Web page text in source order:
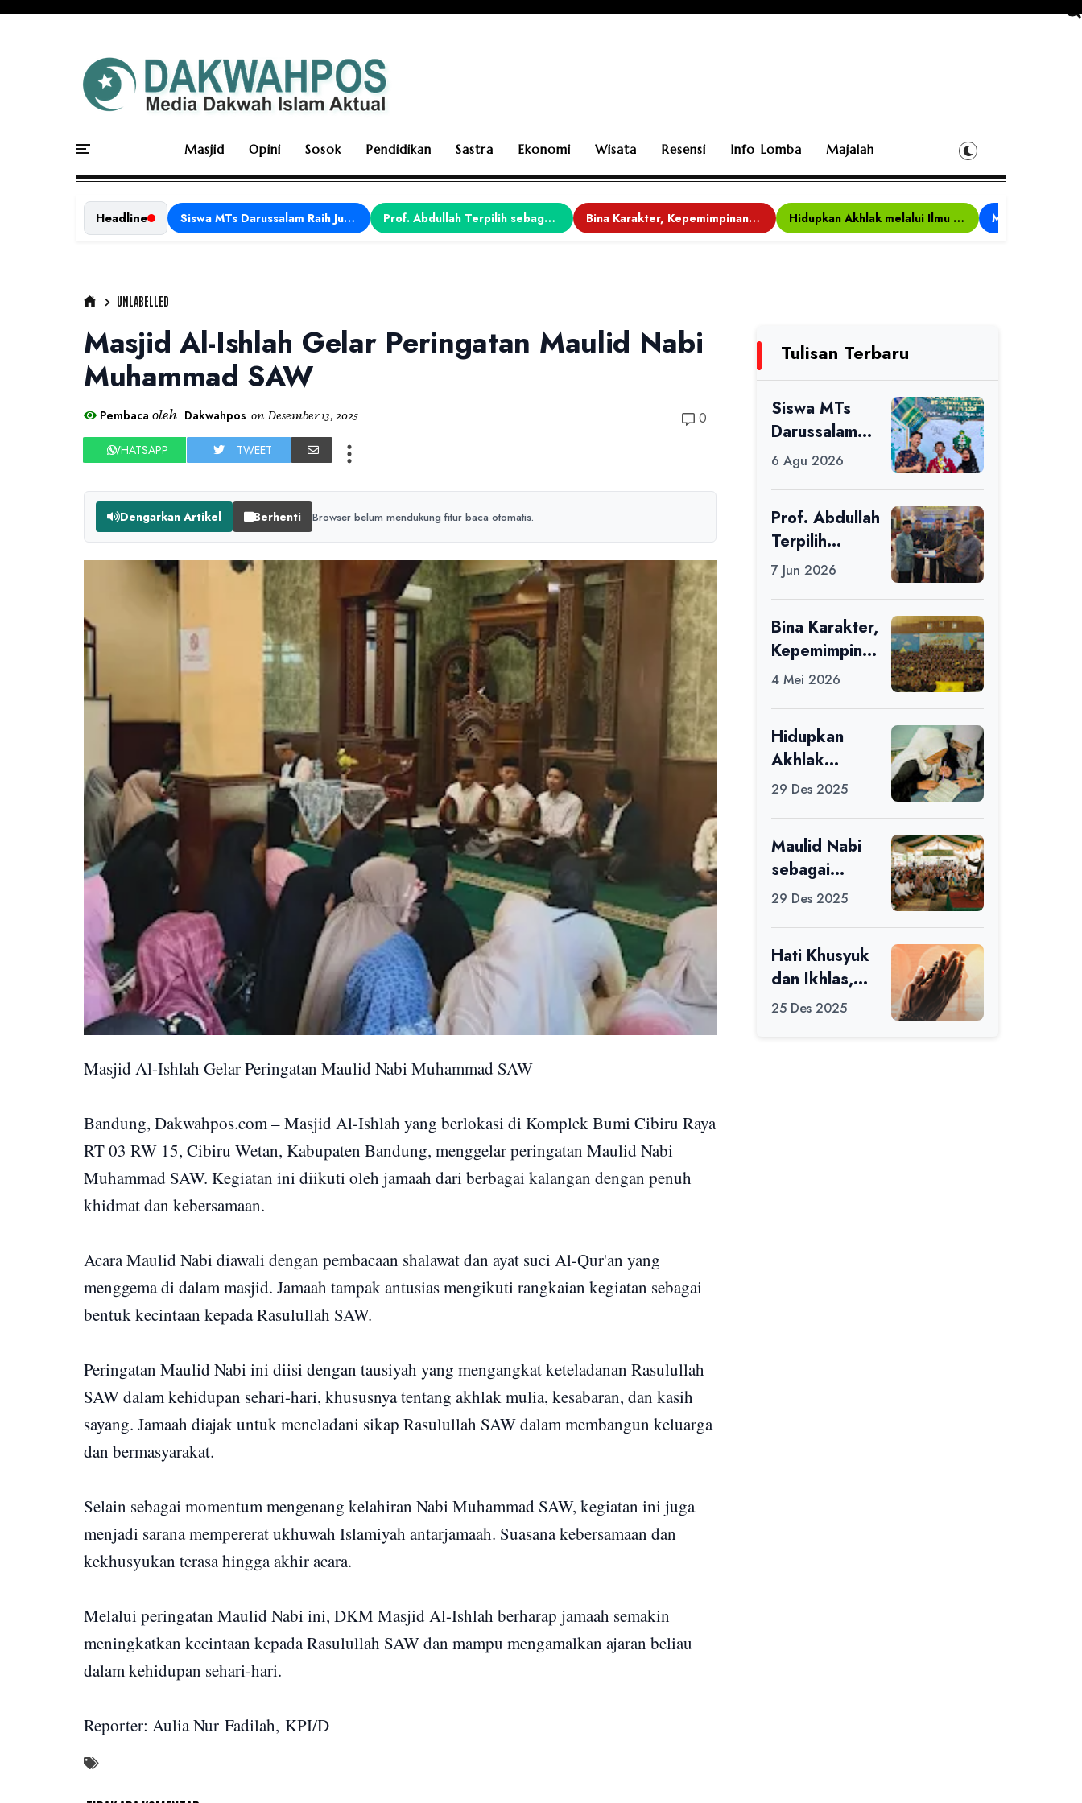
Masjid Opini Sosok Pendidikan Sastra Ekonomi Wisata Resensi Info Lomba Majalah
Headline Siswa MTs Darussalam Raih Juara 1 dalam Porseni Tingkat Kabupaten Ciamis Tahun 2026 Prof. Abdullah Terpilih sebagai Ketua APDII Periode 2026–2030 Bina Karakter, Kepemimpinan, dan Kemandirian, 117 Peserta Ikuti Alfaro Camp di MAN 1 Darussalam Ciamis Hidupkan Akhlak melalui Ilmu yang Diamalkan
UNLABELLED
Masjid Al-Ishlah Gelar Peringatan Maulid Nabi
Muhammad SAW
Pembaca oleh Dakwahpos on Desember 13, 2025 0
WHATSAPP TWEET
Dengarkan Artikel Berhenti Browser belum mendukung fitur baca otomatis.
Masjid Al-Ishlah Gelar Peringatan Maulid Nabi Muhammad SAW
Bandung, Dakwahpos.com – Masjid Al-Ishlah yang berlokasi di Komplek Bumi Cibiru Raya
RT 03 RW 15, Cibiru Wetan, Kabupaten Bandung, menggelar peringatan Maulid Nabi
Muhammad SAW. Kegiatan ini diikuti oleh jamaah dari berbagai kalangan dengan penuh
khidmat dan kebersamaan.
Acara Maulid Nabi diawali dengan pembacaan shalawat dan ayat suci Al-Qur'an yang
menggema di dalam masjid. Jamaah tampak antusias mengikuti rangkaian kegiatan sebagai
bentuk kecintaan kepada Rasulullah SAW.
Peringatan Maulid Nabi ini diisi dengan tausiyah yang mengangkat keteladanan Rasulullah
SAW dalam kehidupan sehari-hari, khususnya tentang akhlak mulia, kesabaran, dan kasih
sayang. Jamaah diajak untuk meneladani sikap Rasulullah SAW dalam membangun keluarga
dan bermasyarakat.
Selain sebagai momentum mengenang kelahiran Nabi Muhammad SAW, kegiatan ini juga
menjadi sarana mempererat ukhuwah Islamiyah antarjamaah. Suasana kebersamaan dan
kekhusyukan terasa hingga akhir acara.
Melalui peringatan Maulid Nabi ini, DKM Masjid Al-Ishlah berharap jamaah semakin
meningkatkan kecintaan kepada Rasulullah SAW dan mampu mengamalkan ajaran beliau
dalam kehidupan sehari-hari.
Reporter: Aulia Nur Fadilah, KPI/D
Tulisan Terbaru
Siswa MTs
Darussalam
Raih Juara 1
Kabupaten
Ciamis Tahun
2026
6 Agu 2026
Prof. Abdullah
Terpilih
sebagai Ketua
7 Jun 2026
Bina Karakter,
Kepemimpinan
, dan
Ikuti Alfaro
Camp di MAN
1 Darussalam
Ciamis
4 Mei 2026
Hidupkan
Akhlak
melalui Ilmu
29 Des 2025
Maulid Nabi
sebagai
Momentum
29 Des 2025
Hati Khusyuk
dan Ikhlas,
Jadi Esensi
25 Des 2025